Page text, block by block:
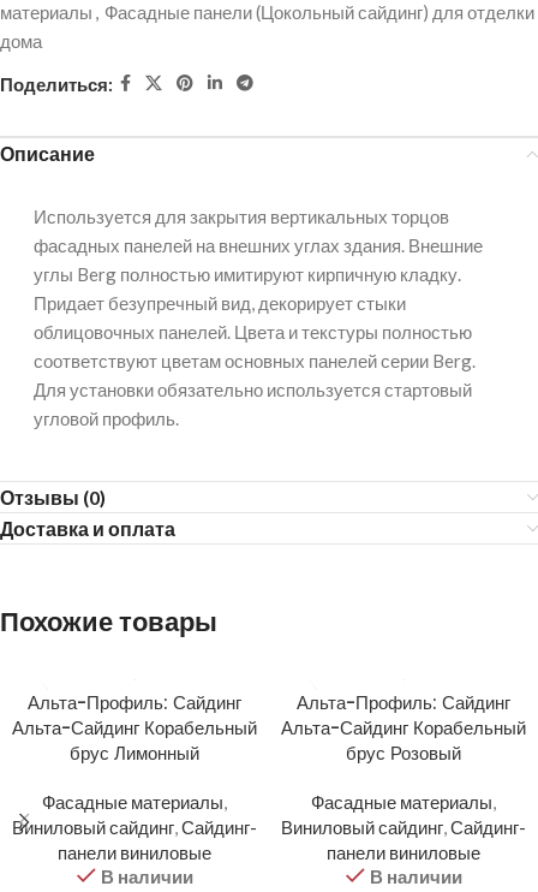
материалы , Фасадные панели (Цокольный сайдинг) для отделки
дома
Поделиться:
Описание
Используется для закрытия вертикальных торцов
фасадных панелей на внешних углах здания. Внешние
углы Berg полностью имитируют кирпичную кладку.
Придает безупречный вид, декорирует стыки
облицовочных панелей. Цвета и текстуры полностью
соответствуют цветам основных панелей серии Berg.
Для установки обязательно используется стартовый
угловой профиль.
Отзывы (0)
Доставка и оплата
Похожие товары
Альта-Профиль: Сайдинг
Альта-Сайдинг Корабельный
брус Лимонный
Фасадные материалы,
Виниловый сайдинг,Сайдинг-
панели виниловые
В наличии
Альта-Профиль: Сайдинг
Альта-Сайдинг Корабельный
брус Розовый
Фасадные материалы,
Виниловый сайдинг,Сайдинг-
панели виниловые
В наличии